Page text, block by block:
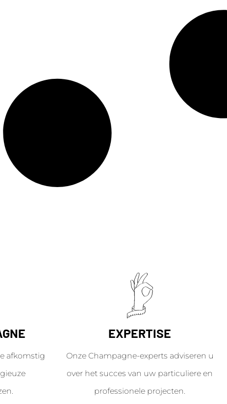
afkomstig
EXPERTISE
Onze Champagne-experts adviseren u
over het succes van uw particuliere en
professionele projecten.